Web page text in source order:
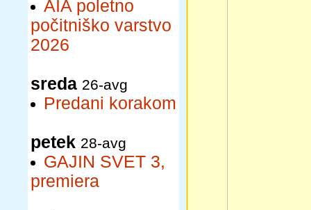
AIA poletno
počitniško varstvo
2026
sreda 26-avg
Predani korakom
petek 28-avg
GAJIN SVET 3,
premiera